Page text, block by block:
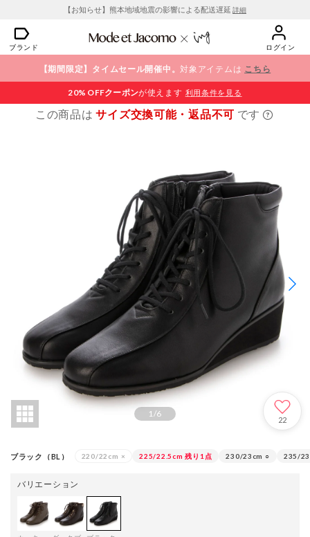
【お知らせ】熊本地域地震の影響による配送遅延 詳細
ブランド ログイン
【期間限定】タイムセール開催中。対象アイテムは こちら
20% OFFクーポンが使えます 利用条件を見る
この商品はサイズ交換可能・返品不可 です
1/6
22
ブラック（BL） 220/22cm × 225/22.5cm 残り1点 230/23cm ○ 235/
バリエーション